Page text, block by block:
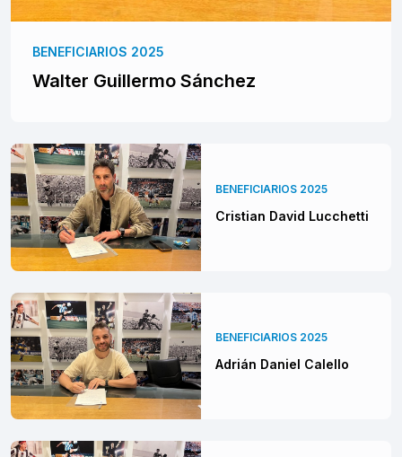
BENEFICIARIOS 2025
Walter Guillermo Sánchez
BENEFICIARIOS 2025
Cristian David Lucchetti
BENEFICIARIOS 2025
Adrián Daniel Calello